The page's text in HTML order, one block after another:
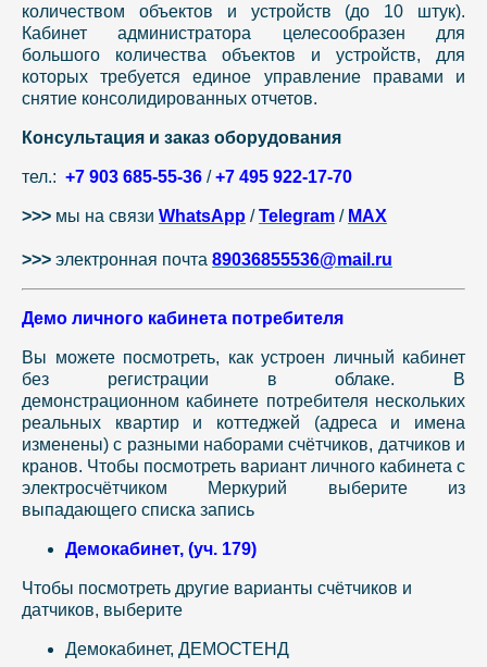
количеством объектов и устройств (до 10 штук).
Кабинет администратора целесообразен для
большого количества объектов и устройств, для
которых требуется единое управление правами и
снятие консолидированных отчетов.
Консультация и заказ оборудования
тел.: +7 903 685-55-36 /+7 495 922-17-70
>>> мы на связи WhatsApp / Telegram / MAX
>>> электронная почта 89036855536@mail.ru
Демо личного кабинета потребителя
Вы можете посмотреть, как устроен личный кабинет
без регистрации в облаке. В
демонстрационном кабинете потребителя нескольких
реальных квартир и коттеджей (адреса и имена
изменены) с разными наборами счётчиков, датчиков и
кранов. Чтобы посмотреть вариант личного кабинета с
электросчётчиком Меркурий выберите из
выпадающего списка запись
Демокабинет, (уч. 179)
Чтобы посмотреть другие варианты счётчиков и
датчиков, выберите
Демокабинет, ДЕМОСТЕНД